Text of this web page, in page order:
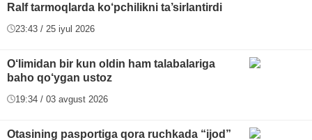
Ralf tarmoqlarda ko‘pchilikni ta’sirlantirdi
23:43 / 25 iyul 2026
O‘limidan bir kun oldin ham talabalariga
baho qo‘ygan ustoz
19:34 / 03 avgust 2026
Otasining pasportiga qora ruchkada “ijod”